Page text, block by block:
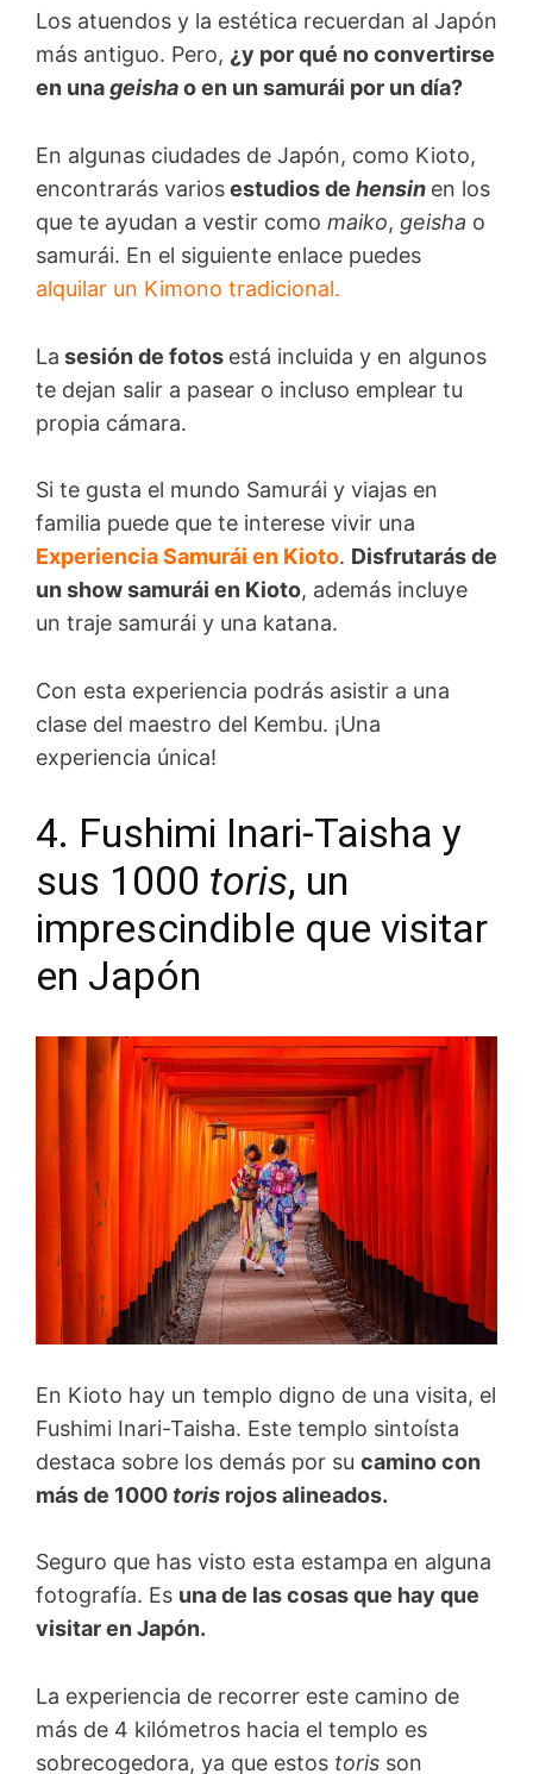
Los atuendos y la estética recuerdan al Japón
más antiguo. Pero, ¿y por qué no convertirse
en unageishao en un samurái por un día?
En algunas ciudades de Japón, como Kioto,
encontrarás variosestudios de hensin en los
que te ayudan a vestir como maiko, geisha o
samurái. En el siguiente enlace puedes
alquilar un Kimono tradicional.
La sesión de fotos está incluida y en algunos
te dejan salir a pasear o incluso emplear tu
propia cámara.
Si te gusta el mundo Samurái y viajas en
familia puede que te interese vivir una
Experiencia Samurái en Kioto. Disfrutarás de
un show samurái en Kioto, además incluye
un traje samurái y una katana.
Con esta experiencia podrás asistir a una
clase del maestro del Kembu. ¡Una
experiencia única!
4. Fushimi Inari-Taisha y
sus 1000 toris, un
imprescindible que visitar
en Japón
En Kioto hay un templo digno de una visita, el
Fushimi Inari-Taisha. Este templo sintoísta
destaca sobre los demás por su camino con
más de 1000 toris rojos alineados.
Seguro que has visto esta estampa en alguna
fotografía. Es una de las cosas que hay que
visitar en Japón.
La experiencia de recorrer este camino de
más de 4 kilómetros hacia el templo es
sobrecogedora, ya que estos toris son